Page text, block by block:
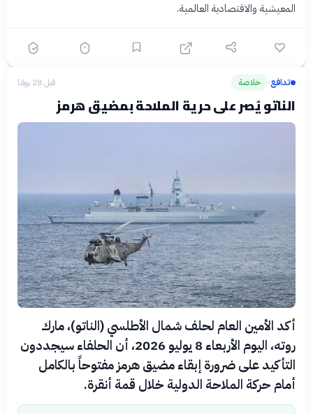
المعيشية والاقتصادية العالمية.
تدافع› خلاصة قبل 28 يومًا
الناتو يُصر على حرية الملاحة بمضيق هرمز
أكد الأمين العام لحلف شمال الأطلسي (الناتو)، مارك
روته، اليوم الأربعاء 8 يوليو 2026، أن الحلفاء سيجددون
التأكيد على ضرورة إبقاء مضيق هرمز مفتوحاً بالكامل
أمام حركة الملاحة الدولية خلال قمة أنقرة.